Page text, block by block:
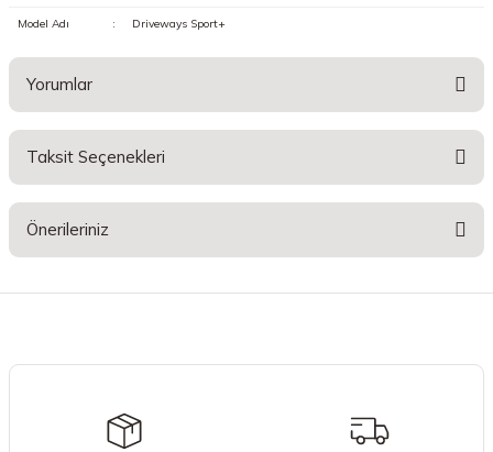
Model Adı : Driveways Sport+
Yorumlar
Taksit Seçenekleri
Önerileriniz
Ürün açıklamasında eksik bilgiler bulunuyor.